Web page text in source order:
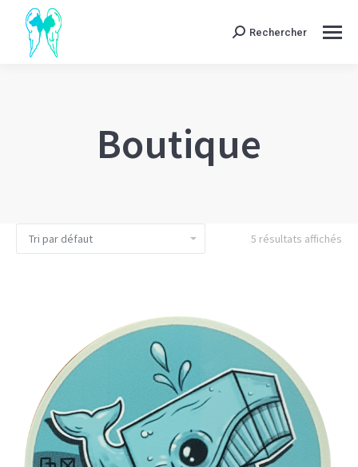
Search:Rechercher
Boutique
5 résultats affichés